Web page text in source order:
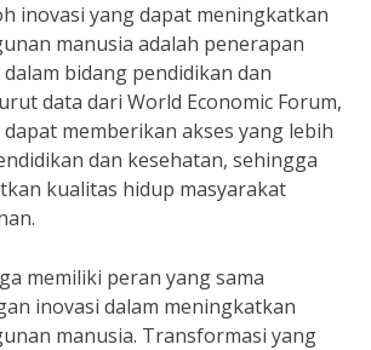
inovasi yang dapat meningkatkan
manusia adalah penerapan
bidang pendidikan dan
data dari World Economic Forum,
memberikan akses yang lebih
dan kesehatan, sehingga
kualitas hidup masyarakat
memiliki peran yang sama
inovasi dalam meningkatkan
manusia. Transformasi yang